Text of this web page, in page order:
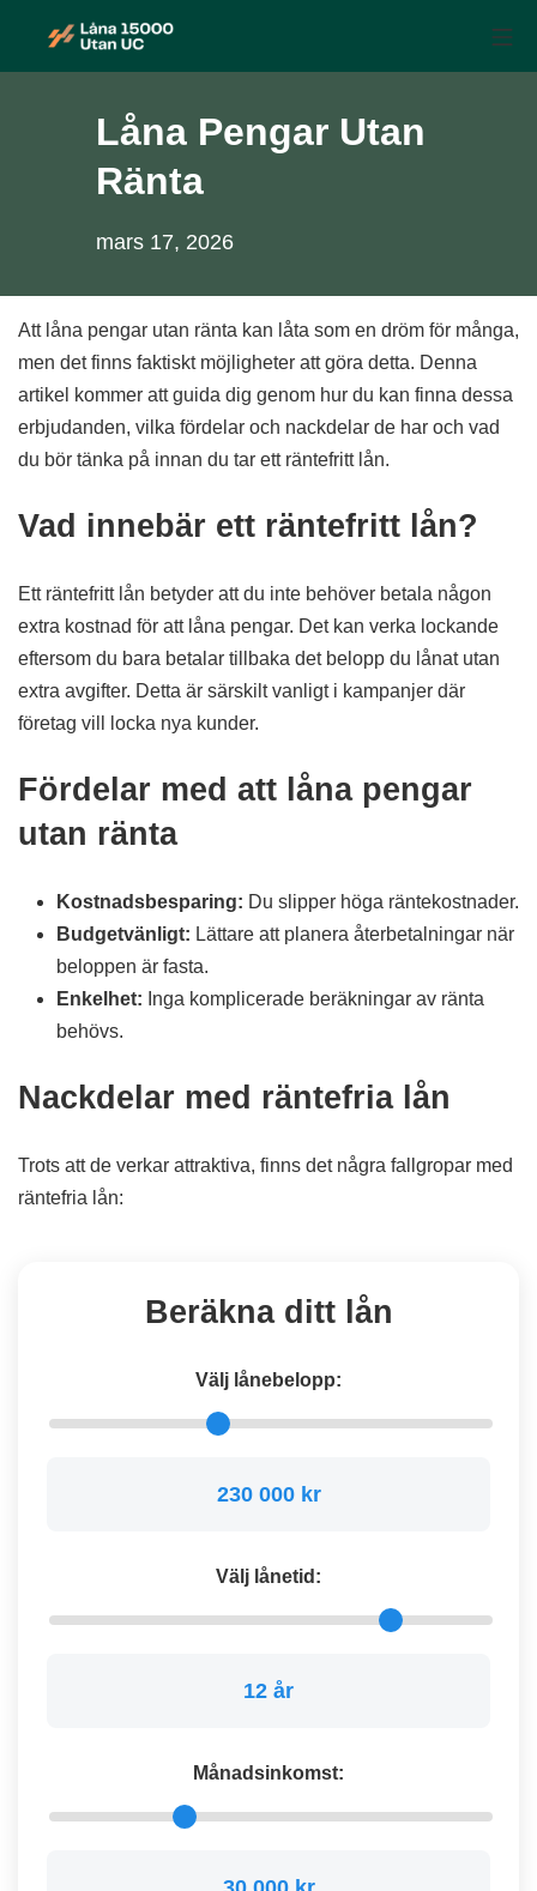
Låna 15 000 utan UC
Låna Pengar Utan
Ränta
mars 17, 2026
Att låna pengar utan ränta kan låta som en dröm för många,
men det finns faktiskt möjligheter att göra detta. Denna
artikel kommer att guida dig genom hur du kan finna dessa
erbjudanden, vilka fördelar och nackdelar de har och vad
du bör tänka på innan du tar ett räntefritt lån.
Vad innebär ett räntefritt lån?
Ett räntefritt lån betyder att du inte behöver betala någon
extra kostnad för att låna pengar. Det kan verka lockande
eftersom du bara betalar tillbaka det belopp du lånat utan
extra avgifter. Detta är särskilt vanligt i kampanjer där
företag vill locka nya kunder.
Fördelar med att låna pengar
utan ränta
Kostnadsbesparing: Du slipper höga räntekostnader.
Budgetvänligt: Lättare att planera återbetalningar när
beloppen är fasta.
Enkelhet: Inga komplicerade beräkningar av ränta
behövs.
Nackdelar med räntefria lån
Trots att de verkar attraktiva, finns det några fallgropar med
räntefria lån:
Beräkna ditt lån
Välj lånebelopp:
230 000 kr
Välj lånetid:
12 år
Månadsinkomst: